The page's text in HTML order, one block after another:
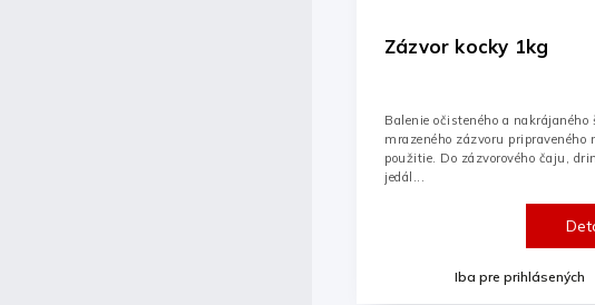
Mrazené
Iba pre